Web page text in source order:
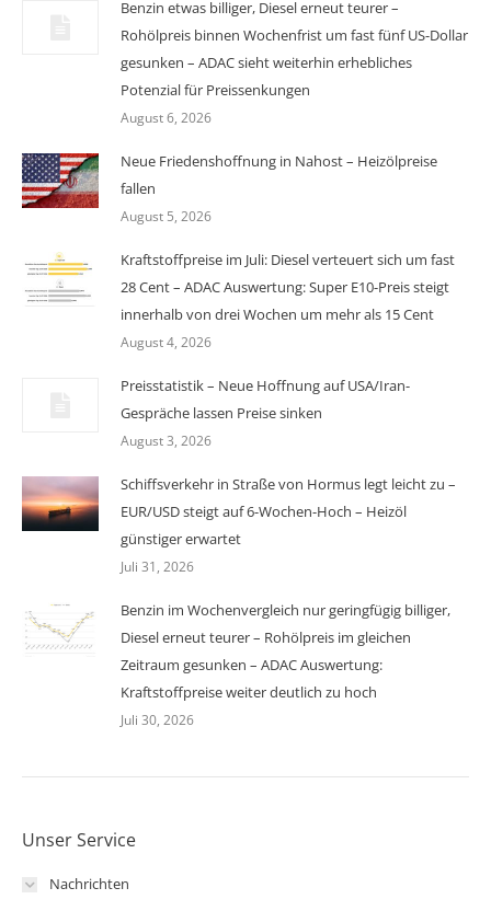
Benzin etwas billiger, Diesel erneut teurer –
Rohölpreis binnen Wochenfrist um fast fünf US-Dollar
gesunken – ADAC sieht weiterhin erhebliches
Potenzial für Preissenkungen
August 6, 2026
Neue Friedenshoffnung in Nahost – Heizölpreise
fallen
August 5, 2026
Kraftstoffpreise im Juli: Diesel verteuert sich um fast
28 Cent – ADAC Auswertung: Super E10-Preis steigt
innerhalb von drei Wochen um mehr als 15 Cent
August 4, 2026
Preisstatistik – Neue Hoffnung auf USA/Iran-
Gespräche lassen Preise sinken
August 3, 2026
Schiffsverkehr in Straße von Hormus legt leicht zu –
EUR/USD steigt auf 6-Wochen-Hoch – Heizöl
günstiger erwartet
Juli 31, 2026
Benzin im Wochenvergleich nur geringfügig billiger,
Diesel erneut teurer – Rohölpreis im gleichen
Zeitraum gesunken – ADAC Auswertung:
Kraftstoffpreise weiter deutlich zu hoch
Juli 30, 2026
Unser Service
Nachrichten